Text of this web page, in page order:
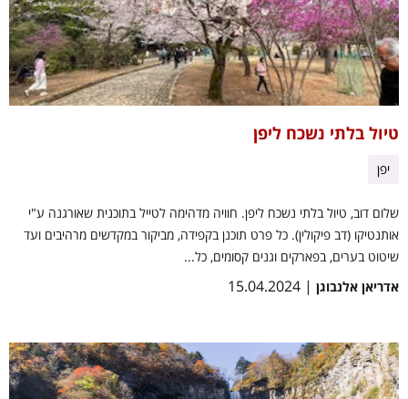
טיול בלתי נשכח ליפן
יפן
שלום דוב, טיול בלתי נשכח ליפן. חוויה מדהימה לטייל בתוכנית שאורגנה ע"י
אותנטיקו (דב פיקולין). כל פרט תוכנן בקפידה, מביקור במקדשים מרהיבים ועד
שיטוט בערים, בפארקים וגנים קסומים, כל...
אדריאן אלנבוגן | 15.04.2024